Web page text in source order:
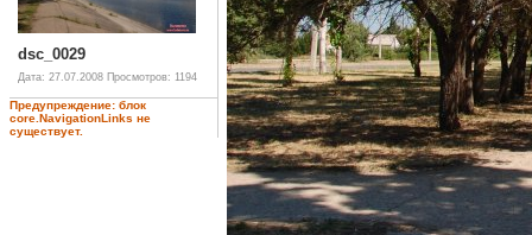
dsc_0029
Дата: 27.07.2008 Просмотров: 1194
Предупреждение: блок
core.NavigationLinks не
существует.